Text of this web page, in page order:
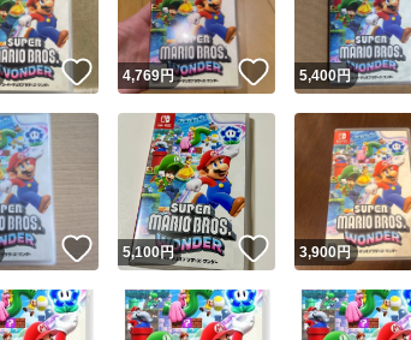
いいね！
4,769円 いいね！
5,400円
いいね！
5,100円 いいね！
3,900円